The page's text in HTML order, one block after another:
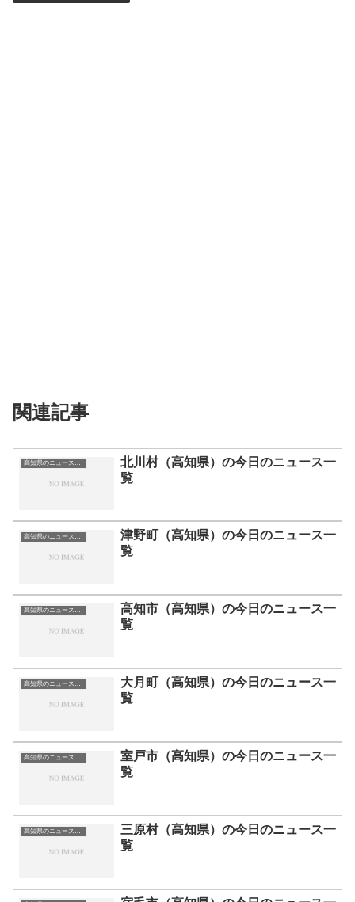
関連記事
高知県のニュース一覧
北川村（高知県）の今日のニュース一
覧
高知県のニュース一覧
津野町（高知県）の今日のニュース一
覧
高知県のニュース一覧
高知市（高知県）の今日のニュース一
覧
高知県のニュース一覧
大月町（高知県）の今日のニュース一
覧
高知県のニュース一覧
室戸市（高知県）の今日のニュース一
覧
高知県のニュース一覧
三原村（高知県）の今日のニュース一
覧